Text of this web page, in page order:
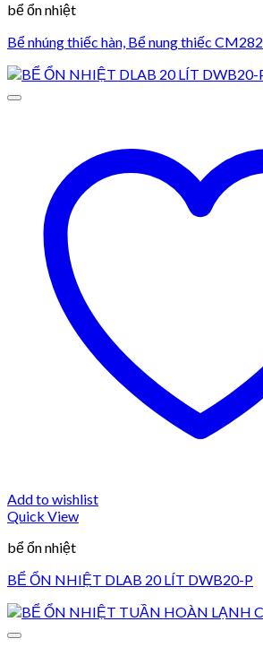
bể ổn nhiệt
Bể nhúng thiếc hàn, Bể nung thiếc CM282
Add to wishlist
Quick View
bể ổn nhiệt
BỂ ỔN NHIỆT DLAB 20 LÍT DWB20-P